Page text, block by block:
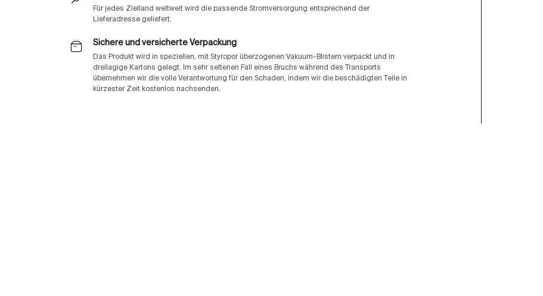
Für jedes Zielland weltweit wird die passende Stromversorgung entsprechend der
Lieferadresse geliefert.
Sichere und versicherte Verpackung
Das Produkt wird in speziellen, mit Styropor überzogenen Vakuum-Blistern verpackt und in
dreilagige Kartons gelegt. Im sehr seltenen Fall eines Bruchs während des Transports
übernehmen wir die volle Verantwortung für den Schaden, indem wir die beschädigten Teile in
kürzester Zeit kostenlos nachsenden.